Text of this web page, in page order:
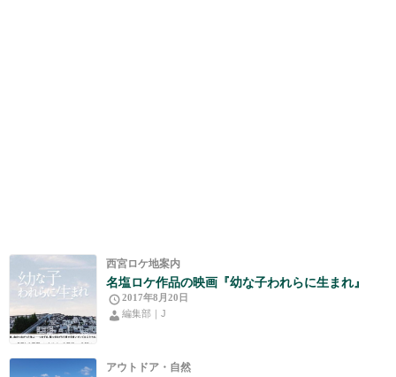
西宮ロケ地案内
名塩ロケ作品の映画『幼な子われらに生まれ』
2017年8月20日
編集部｜J
アウトドア・自然